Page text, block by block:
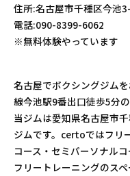
住所:名古屋市千種区今池
電話:090-8399-6062
※無料体験やっています
名古屋でボクシングジム
線今池駅9番出口徒歩5分
当ジムは愛知県名古屋市
ジムです。certoではフリ
コース・セミパーソナル
フリートレーニングのス